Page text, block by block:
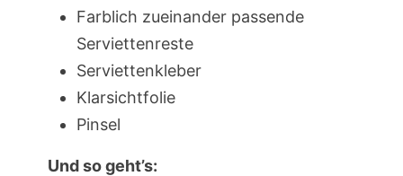
Farblich zueinander passende
Serviettenreste
Serviettenkleber
Klarsichtfolie
Pinsel
Und so geht’s: